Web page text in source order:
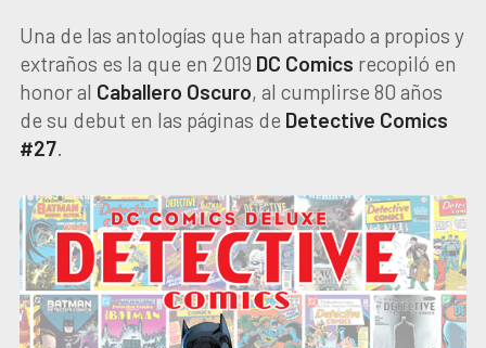
Una de las antologías que han atrapado a propios y
extraños es la que en 2019 DC Comics recopiló en
honor al Caballero Oscuro, al cumplirse 80 años
de su debut en las páginas de Detective Comics
#27.